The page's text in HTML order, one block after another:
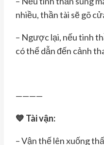
nhiều, thần tài sẽ gõ
– Ngược lại, nếu tinh
có thể dẫn đến cảnh
————
💙 Tài vận:
– Vận thế lên xuống